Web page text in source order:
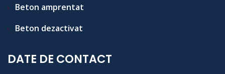
Beton amprentat
Beton dezactivat
DATE DE CONTACT